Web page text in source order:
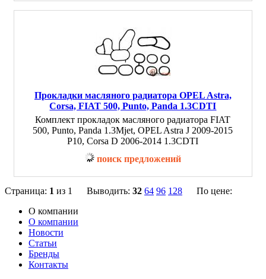
Прокладки масляного радиатора OPEL Astra,
Corsa, FIAT 500, Punto, Panda 1.3CDTI
Комплект прокладок масляного радиатора FIAT
500, Punto, Panda 1.3Mjet, OPEL Astra J 2009-2015
P10, Corsa D 2006-2014 1.3CDTI
поиск предложений
Страница: 1 из 1 Выводить: 32 64 96 128
По цене:
О компании
О компании
Новости
Статьи
Бренды
Контакты